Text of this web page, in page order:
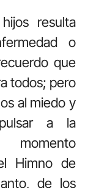
resulta
o
que
todos; pero
al miedo y
a la
Himno de
de los